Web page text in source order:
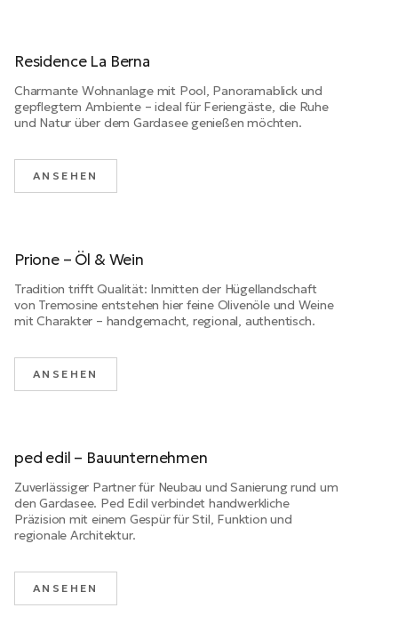
Residence La Berna
Charmante Wohnanlage mit Pool, Panoramablick und
gepflegtem Ambiente – ideal für Feriengäste, die Ruhe
und Natur über dem Gardasee genießen möchten.
ANSEHEN
Prione – Öl & Wein
Tradition trifft Qualität: Inmitten der Hügellandschaft
von Tremosine entstehen hier feine Olivenöle und Weine
mit Charakter – handgemacht, regional, authentisch.
ANSEHEN
ped edil – Bauunternehmen
Zuverlässiger Partner für Neubau und Sanierung rund um
den Gardasee. Ped Edil verbindet handwerkliche
Präzision mit einem Gespür für Stil, Funktion und
regionale Architektur.
ANSEHEN